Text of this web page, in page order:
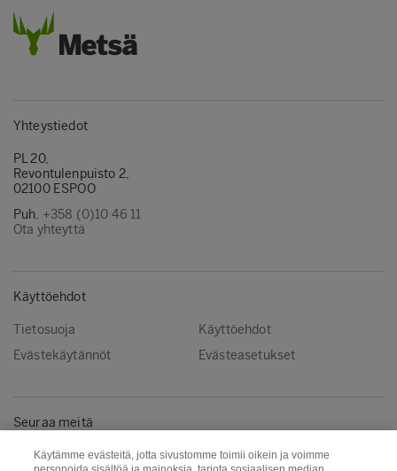
Yhteystiedot
PL 20,
Revontulenpuisto 2,
02100 ESPOO
Puh. +358 (0)10 46 11
Ota yhteyttä
Käyttöehdot
Tietosuoja
Käyttöehdot
Evästekäytännöt
Evästeasetukset
Seuraa meitä
Instagram LinkedIn
Käytämme evästeitä, jotta sivustomme toimii oikein ja voimme